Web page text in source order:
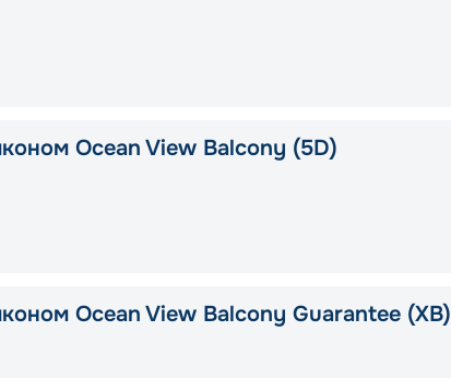
Ocean View Balcony (5D)
Ocean View Balcony Guarantee (XB)